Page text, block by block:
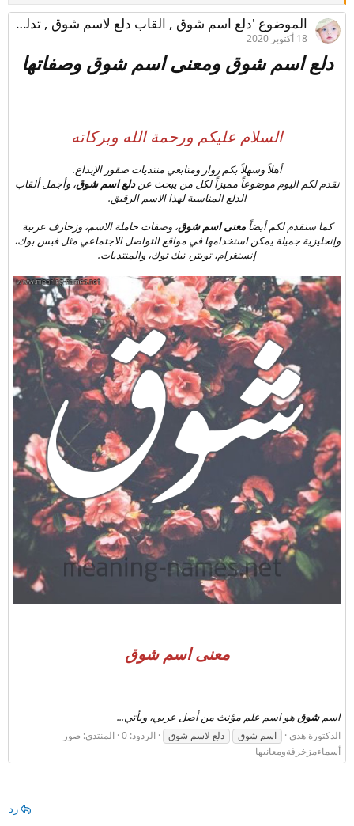
الموضوع 'دلع اسم شوق , القاب دلع لاسم شوق , تدليع اسم شوق 2027'
18 أكتوبر 2020
دلع اسم شوق ومعنى اسم شوق وصفاتها​
السلام عليكم ورحمة الله وبركاته
أهلاً وسهلاً بكم زوار ومتابعي منتديات صقور الإبداع.
نقدم لكم اليوم موضوعاً مميزاً لكل من يبحث عندلع اسم شوق، وأجمل ألقاب
الدلع المناسبة لهذا الاسم الرقيق.
كما سنقدم لكم أيضاًمعنى اسم شوق، وصفات حاملة الاسم، وزخارف عربية
وإنجليزية جميلة يمكن استخدامها في مواقع التواصل الاجتماعي مثل فيس بوك،
إنستغرام، تويتر، تيك توك، والمنتديات.
معنى اسم شوق
اسمشوقهو اسم علم مؤنث من أصل عربي، ويأتي...
الدكتورة هدى اسم شوق دلع لاسم شوق الردود: 0 المنتدى: صور
أسماءمزخرفةومعانيها
رد